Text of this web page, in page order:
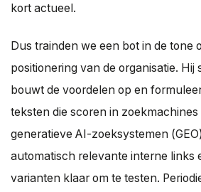
kort actueel.
Dus trainden we een bot in de tone
positionering van de organisatie. Hij
bouwt de voordelen op en
teksten die scoren in zoekmachines
generatieve AI-zoeksystemen
automatisch relevante interne links
varianten klaar om te testen.